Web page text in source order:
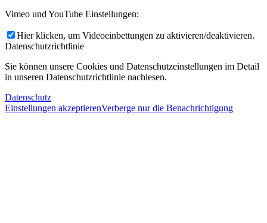
Vimeo und YouTube Einstellungen:
Hier klicken, um Videoeinbettungen zu aktivieren/deaktivieren.
Datenschutzrichtlinie
Sie können unsere Cookies und Datenschutzeinstellungen im Detail
in unseren Datenschutzrichtlinie nachlesen.
Datenschutz
Einstellungen akzeptierenVerberge nur die Benachrichtigung